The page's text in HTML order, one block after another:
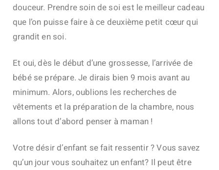
douceur. Prendre soin de soi est le meilleur cadeau
que l’on puisse faire à ce deuxième petit cœur qui
grandit en soi.
Et oui, dès le début d’une grossesse, l’arrivée de
bébé se prépare. Je dirais bien 9 mois avant au
minimum. Alors, oublions les recherches de
vêtements et la préparation de la chambre, nous
allons tout d’abord penser à maman !
Votre désir d’enfant se fait ressentir ? Vous savez
qu’un jour vous souhaitez un enfant? Il peut être